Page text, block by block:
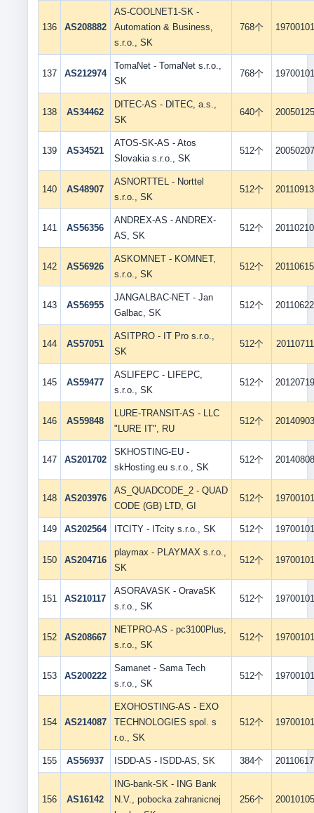
136 AS208882
AS-COOLNET1-SK -
Automation & Business,
s.r.o., SK
768个 19700101
137 AS212974
TomaNet - TomaNet s.r.o.,
SK
768个 19700101
138 AS34462
DITEC-AS - DITEC, a.s.,
SK
640个 20050125
139 AS34521
ATOS-SK-AS - Atos
Slovakia s.r.o., SK
512个 20050207
140 AS48907
ASNORTTEL - Norttel
s.r.o., SK
512个 20110913
141 AS56356
ANDREX-AS - ANDREX-
AS, SK
512个 20110210
142 AS56926
ASKOMNET - KOMNET,
s.r.o., SK
512个 20110615
143 AS56955
JANGALBAC-NET - Jan
Galbac, SK
512个 20110622
144 AS57051
ASITPRO - IT Pro s.r.o.,
SK
512个 20110711
145 AS59477
ASLIFEPC - LIFEPC,
s.r.o., SK
512个 20120719
146 AS59848
LURE-TRANSIT-AS - LLC
"LURE IT", RU
512个 20140903
147 AS201702
SKHOSTING-EU -
skHosting.eu s.r.o., SK
512个 20140808
148 AS203976
AS_QUADCODE_2 - QUAD
CODE (GB) LTD, GI
512个 19700101
149 AS202564 ITCITY - ITcity s.r.o., SK 512个 19700101
150 AS204716
playmax - PLAYMAX s.r.o.,
SK
512个 19700101
151 AS210117
ASORAVASK - OravaSK
s.r.o., SK
512个 19700101
152 AS208667
NETPRO-AS - pc3100Plus,
s.r.o., SK
512个 19700101
153 AS200222
Samanet - Sama Tech
s.r.o., SK
512个 19700101
154 AS214087
EXOHOSTING-AS - EXO
TECHNOLOGIES spol. s
r.o., SK
512个 19700101
155 AS56937 ISDD-AS - ISDD-AS, SK 384个 20110617
156 AS16142
ING-bank-SK - ING Bank
N.V., pobocka zahranicnej
256个 20010105